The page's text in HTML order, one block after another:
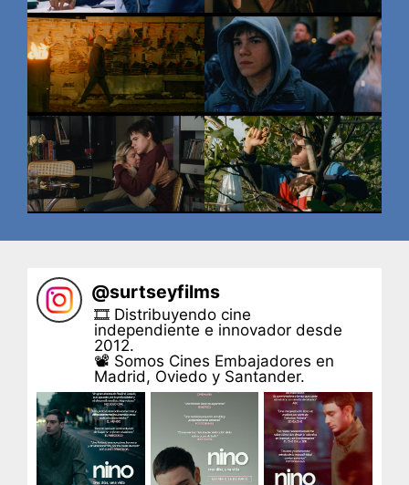
@surtseyfilms
🎞 Distribuyendo cine
independiente e innovador desde
2012.
📽 Somos Cines Embajadores en
Madrid, Oviedo y Santander.